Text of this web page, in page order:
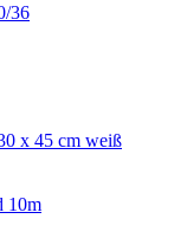
36
x 45 cm weiß
10m